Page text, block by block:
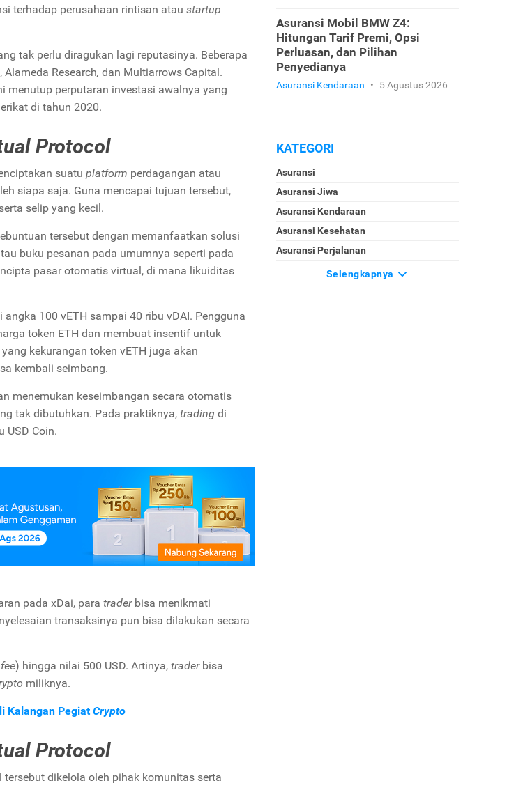
terhadap perusahaan rintisan atau startup
tak perlu diragukan lagi reputasinya. Beberapa
Research, dan Multiarrows Capital.
menutup perputaran investasi awalnya yang
di tahun 2020.
Protocol
suatu platform perdagangan atau
siapa saja. Guna mencapai tujuan tersebut,
selip yang kecil.
tersebut dengan memanfaatkan solusi
buku pesanan pada umumnya seperti pada
pasar otomatis virtual, di mana likuiditas
100 vETH sampai 40 ribu vDAI. Pengguna
token ETH dan membuat insentif untuk
yang kekurangan token vETH juga akan
kembali seimbang.
menemukan keseimbangan secara otomatis
tak dibutuhkan. Pada praktiknya, trading di
USD Coin.
pada xDai, para traderbisa menikmati
transaksinya pun bisa dilakukan secara
) hingga nilai 500 USD. Artinya, traderbisa
miliknya.
Kalangan PegiatCrypto
Protocol
tersebut dikelola oleh pihak komunitas serta
Asuransi Mobil BMW Z4:
Hitungan Tarif Premi, Opsi
Perluasan, dan Pilihan
Penyedianya
Asuransi Kendaraan • 5 Agustus 2026
KATEGORI
Asuransi
Asuransi Jiwa
Asuransi Kendaraan
Asuransi Kesehatan
Asuransi Perjalanan
Selengkapnya